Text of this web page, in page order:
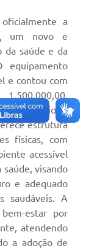
a
um novo e
da saúde e da
equipamento
e contou com
município e
estrutura
físicas, com
acessível
visando
e adequado
saudáveis. A
estar por
atendendo
a adoção de